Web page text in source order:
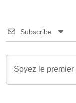
Subscribe